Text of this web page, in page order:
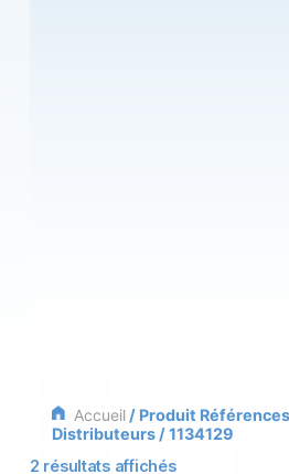
Accueil/ Produit Références
Distributeurs / 1134129
2 résultats affichés